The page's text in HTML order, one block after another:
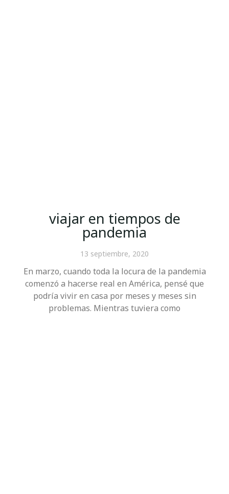
viajar en tiempos de
pandemia
13 septiembre, 2020
En marzo, cuando toda la locura de la pandemia
comenzó a hacerse real en América, pensé que
podría vivir en casa por meses y meses sin
problemas. Mientras tuviera como